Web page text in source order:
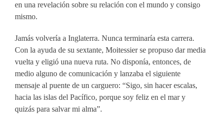
en una revelación sobre su relación con el mundo y consigo
mismo.
Jamás volvería a Inglaterra. Nunca terminaría esta carrera.
Con la ayuda de su sextante, Moitessier se propuso dar media
vuelta y eligió una nueva ruta. No disponía, entonces, de
medio alguno de comunicación y lanzaba el siguiente
mensaje al puente de un carguero: “Sigo, sin hacer escalas,
hacia las islas del Pacífico, porque soy feliz en el mar y
quizás para salvar mi alma”.